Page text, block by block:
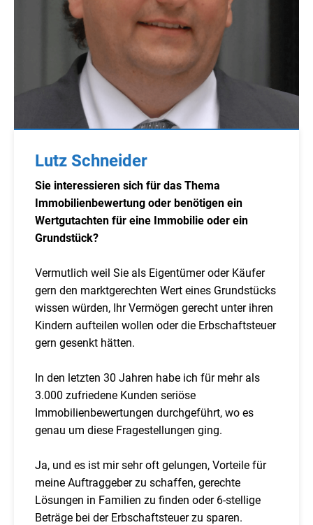
Lutz Schneider
Sie interessieren sich für das Thema
Immobilienbewertung oder benötigen ein
Wertgutachten für eine Immobilie oder ein
Grundstück?
Vermutlich weil Sie als Eigentümer oder Käufer
gern den marktgerechten Wert eines Grundstücks
wissen würden, Ihr Vermögen gerecht unter ihren
Kindern aufteilen wollen oder die Erbschaftsteuer
gern gesenkt hätten.
In den letzten 30 Jahren habe ich für mehr als
3.000 zufriedene Kunden seriöse
Immobilienbewertungen durchgeführt, wo es
genau um diese Fragestellungen ging.
Ja, und es ist mir sehr oft gelungen, Vorteile für
meine Auftraggeber zu schaffen, gerechte
Lösungen in Familien zu finden oder 6-stellige
Beträge bei der Erbschaftsteuer zu sparen.